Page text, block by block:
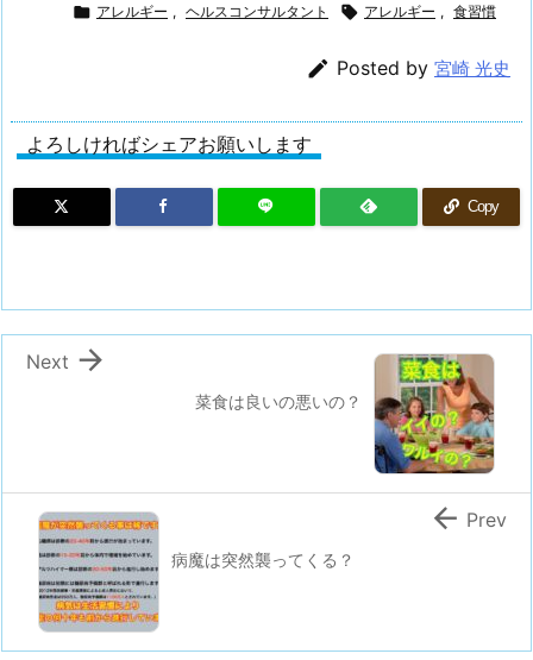
 アレルギー , ヘルスコンサルタント  アレルギー , 食習慣
 Posted by 宮崎 光史
よろしければシェアお願いします
Copy
菜食は良いの悪いの？

Next
病魔は突然襲ってくる？
 Prev